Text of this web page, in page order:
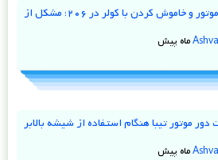
نوسان دور موتور و خاموش کردن با کولر در ۲۰۶؛ مشکل از
موتور تیبا هنگام استفاده از شیشه‌ بالابر